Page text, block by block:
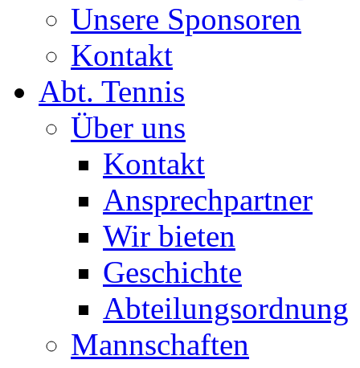
Unsere Sponsoren
Kontakt
Abt. Tennis
Über uns
Kontakt
Ansprechpartner
Wir bieten
Geschichte
Abteilungsordnung
Mannschaften